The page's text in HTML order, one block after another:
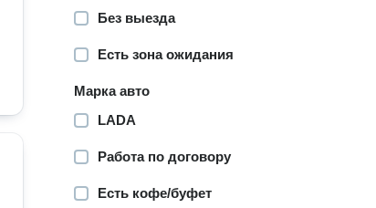
Без выезда
Есть зона ожидания
Марка авто
LADA
Работа по договору
Есть кофе/буфет